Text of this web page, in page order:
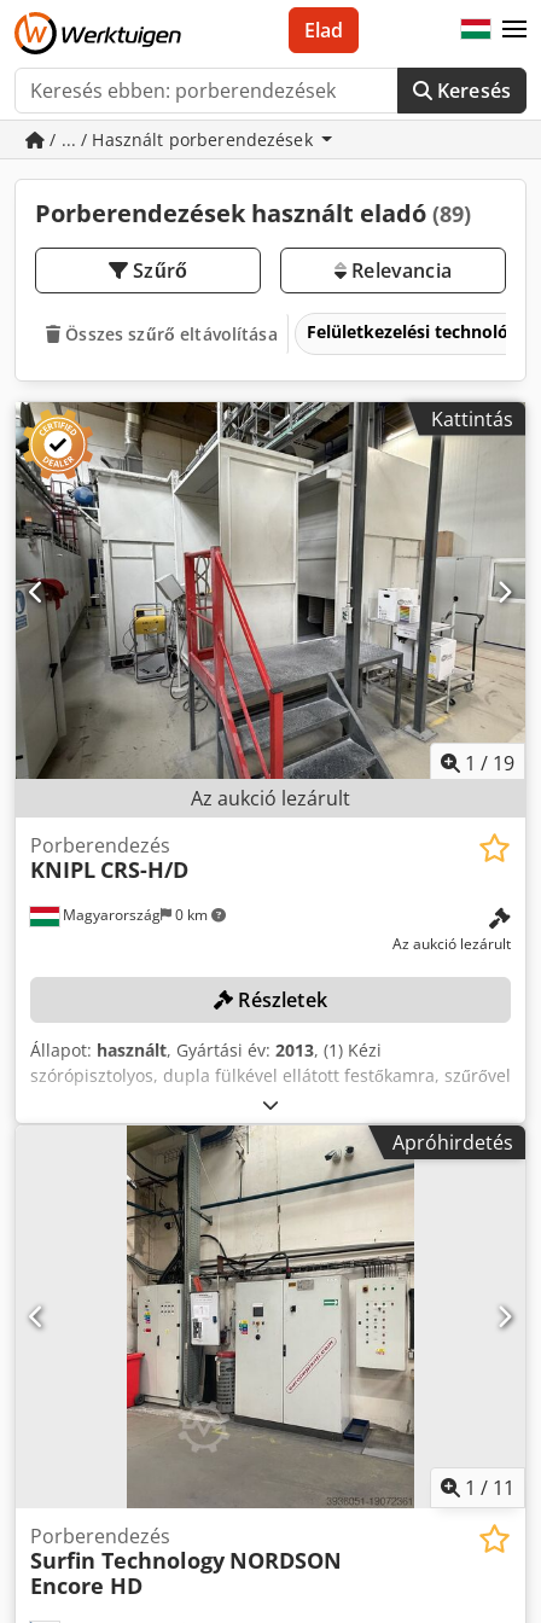
Keresés
Elad
/ ... / Használt porberendezések
Porberendezések használt eladó (89)
Szűrő Relevancia
Összes szűrő eltávolítása Felületkezelési technológia
Kattintás
1 / 19
Az aukció lezárult
Magyarország 0 km
Porberendezés
KNIPL CRS-H/D
Az aukció lezárult
Részletek
Állapot: használt, Gyártási év: 2013, (1) Kézi
szórópisztolyos, dupla fülkével ellátott festőkamra, szűrővel
ellátott porleválasztó rendszerrel, beleértve 2 db EPG-
Sprint X szórópisztolyt. Dkodpfx Akszncn Dsuor
Apróhirdetés
1 / 11
Porberendezés
Surfin Technology NORDSON
Encore HD